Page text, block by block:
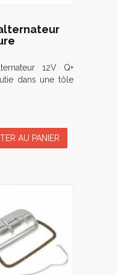
12V Q+
dans une tôle
AU PANIER